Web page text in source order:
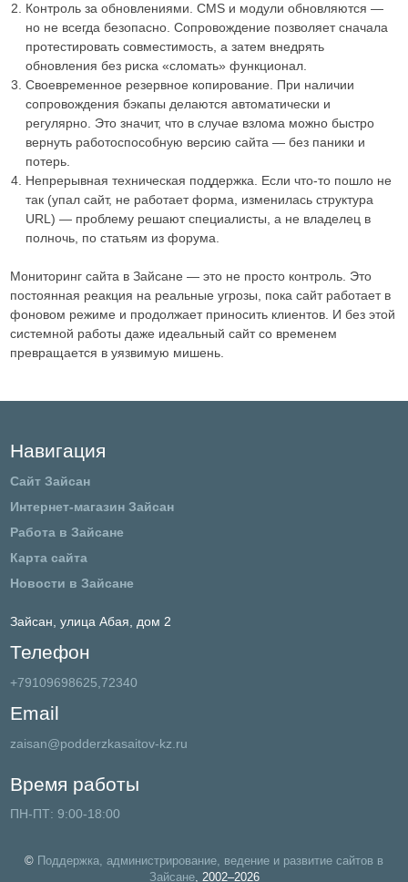
Контроль за обновлениями. CMS и модули обновляются —
но не всегда безопасно. Сопровождение позволяет сначала
протестировать совместимость, а затем внедрять
обновления без риска «сломать» функционал.
Своевременное резервное копирование. При наличии
сопровождения бэкапы делаются автоматически и
регулярно. Это значит, что в случае взлома можно быстро
вернуть работоспособную версию сайта — без паники и
потерь.
Непрерывная техническая поддержка. Если что-то пошло не
так (упал сайт, не работает форма, изменилась структура
URL) — проблему решают специалисты, а не владелец в
полночь, по статьям из форума.
Мониторинг сайта в Зайсане — это не просто контроль. Это
постоянная реакция на реальные угрозы, пока сайт работает в
фоновом режиме и продолжает приносить клиентов. И без этой
системной работы даже идеальный сайт со временем
превращается в уязвимую мишень.
Навигация
Сайт Зайсан
Интернет-магазин Зайсан
Работа в Зайсане
Карта сайта
Новости в Зайсане
Зайсан, улица Абая, дом 2
Телефон
+79109698625,72340
Email
zaisan@podderzkasaitov-kz.ru
Время работы
ПН-ПТ: 9:00-18:00
© Поддержка, администрирование, ведение и развитие сайтов в
Зайсане, 2002–2026